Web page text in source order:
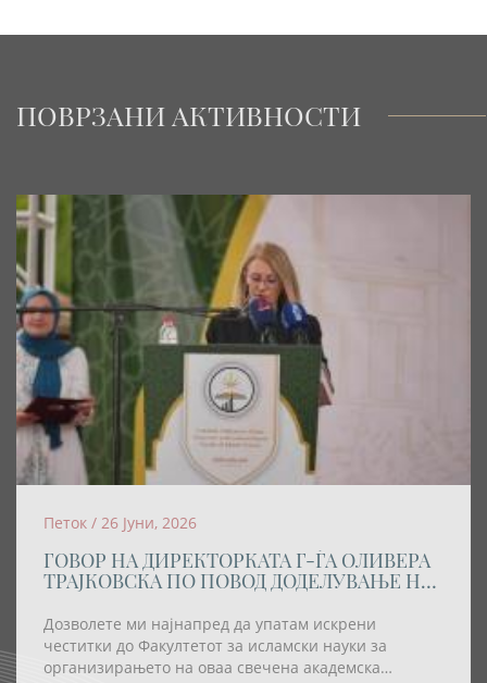
ПОВРЗАНИ АКТИВНОСТИ
Петок / 26 Јуни, 2026
ГОВОР НА ДИРЕКТОРКАТА Г-ЃА ОЛИВЕРА
ТРАЈКОВСКА ПО ПОВОД ДОДЕЛУВАЊЕ НА
HONORIS CAUSA” НА РЕИСОТ НА ИВЗ
Дозволете ми најнапред да упатам искрени
честитки до Факултетот за исламски науки за
организирањето на оваа свечена академска